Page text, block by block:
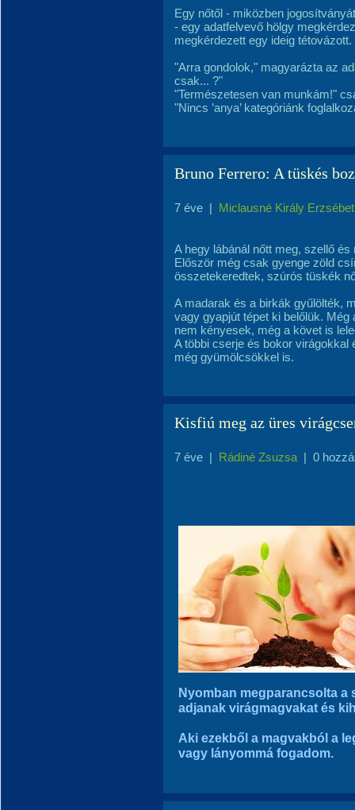
Egy nőtől - miközben
- egy adatfelvevő hölgy
megkérdezett egy ideig
"Arra gondolok," magyarázta az
csak... ?"
"Természetesen van munkám!"
"Nincs ’anya’ kategóriánk
Bruno Ferrero: A tüskés
7 éve | Miclausné Király Erzsébet
A hegy lábánál nőtt meg, szellő
Először még csak gyenge zöld
összetekeredtek, szúrós tüskék
A madarak és a birkák gyűlölték,
vagy gyapjút tépet ki belőlük.
nem kényesek, még a követ is
A többi cserje és bokor
még gyümölcsökkel is.
Kisfiú meg az üres
7 éve | Rádiné Zsuzsa | 0
Nyomban megparancsolta a
adjanak virágmagvakat és
Aki ezekből a magvakból a
vagy lányommá fogadom.